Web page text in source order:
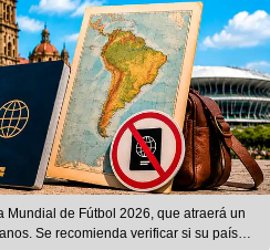
Mundial de Fútbol 2026, que atraerá un
Se recomienda verificar si su país